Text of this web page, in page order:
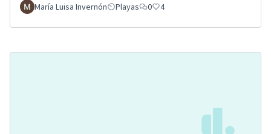
María Luisa Invernón Playas 0 4